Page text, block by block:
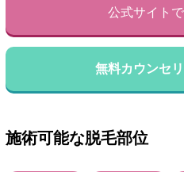
公式サイト
無料カウンセ
施術可能な脱毛部位